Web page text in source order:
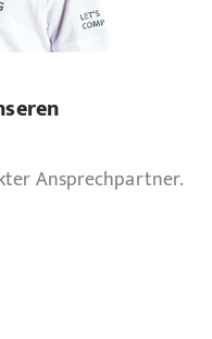
Ansprechpartner.